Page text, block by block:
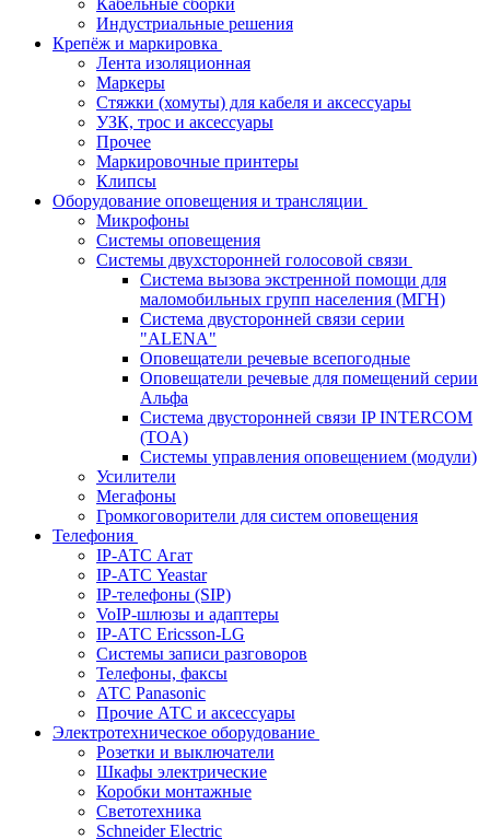
Кабельные сборки
Индустриальные решения
Крепёж и маркировка
Лента изоляционная
Маркеры
Стяжки (хомуты) для кабеля и аксессуары
УЗК, трос и аксессуары
Прочее
Маркировочные принтеры
Клипсы
Оборудование оповещения и трансляции
Микрофоны
Системы оповещения
Системы двухсторонней голосовой связи
Система вызова экстренной помощи для
маломобильных групп населения (МГН)
Система двусторонней связи серии
"ALENA"
Оповещатели речевые всепогодные
Оповещатели речевые для помещений серии
Альфа
Система двусторонней связи IP INTERCOM
(TOA)
Системы управления оповещением (модули)
Усилители
Мегафоны
Громкоговорители для систем оповещения
Телефония
IP-АТС Агат
IP-АТС Yeastar
IP-телефоны (SIP)
VoIP-шлюзы и адаптеры
IP-АТС Ericsson-LG
Системы записи разговоров
Телефоны, факсы
АТС Panasonic
Прочие АТС и аксессуары
Электротехническое оборудование
Розетки и выключатели
Шкафы электрические
Коробки монтажные
Светотехника
Schneider Electric